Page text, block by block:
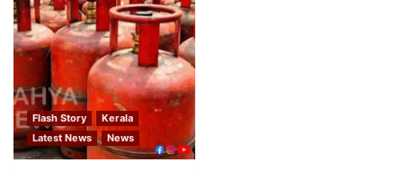
Flash Story
Kerala
Latest News
News